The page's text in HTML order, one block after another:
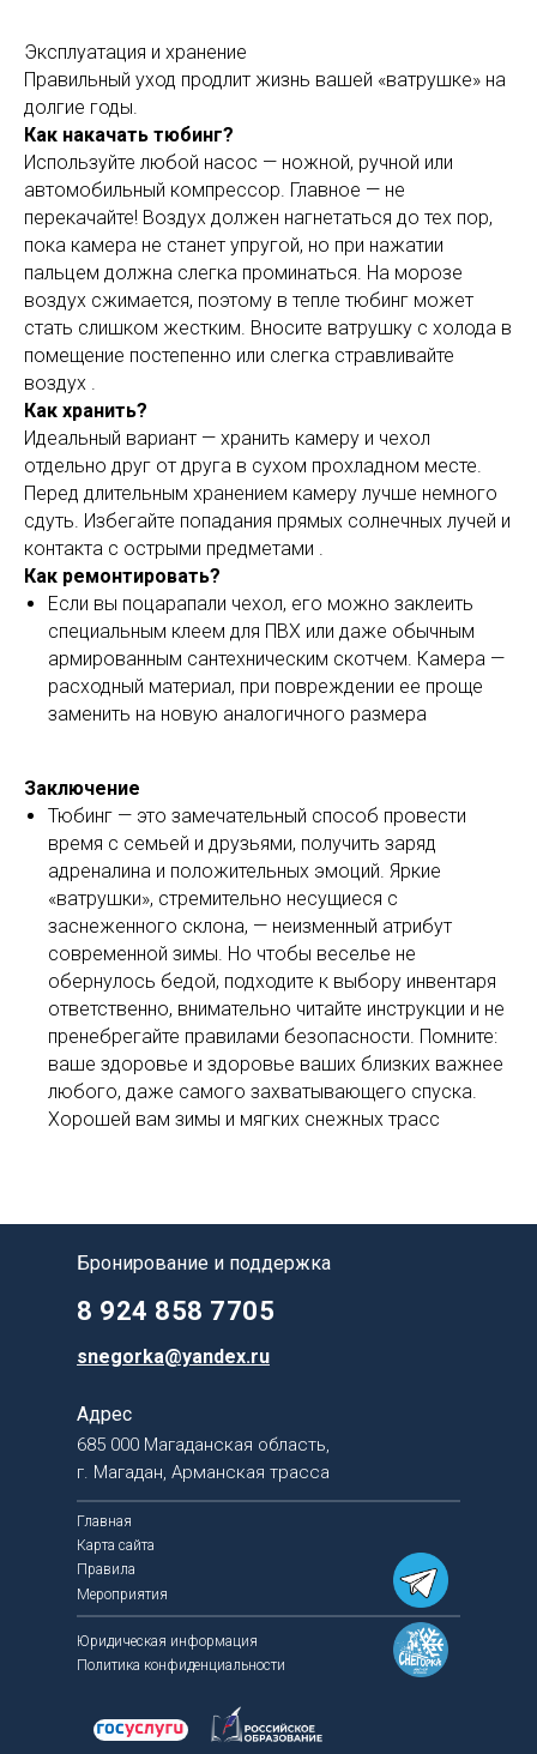
Эксплуатация и хранение
Правильный уход продлит жизнь вашей «ватрушке» на
долгие годы.
Как накачать тюбинг?
Используйте любой насос — ножной, ручной или
автомобильный компрессор. Главное — не
перекачайте! Воздух должен нагнетаться до тех пор,
пока камера не станет упругой, но при нажатии
пальцем должна слегка проминаться. На морозе
воздух сжимается, поэтому в тепле тюбинг может
стать слишком жестким. Вносите ватрушку с холода в
помещение постепенно или слегка стравливайте
воздух .
Как хранить?
Идеальный вариант — хранить камеру и чехол
отдельно друг от друга в сухом прохладном месте.
Перед длительным хранением камеру лучше немного
сдуть. Избегайте попадания прямых солнечных лучей и
контакта с острыми предметами .
Как ремонтировать?
Если вы поцарапали чехол, его можно заклеить
специальным клеем для ПВХ или даже обычным
армированным сантехническим скотчем. Камера —
расходный материал, при повреждении ее проще
заменить на новую аналогичного размера
Заключение
Тюбинг — это замечательный способ провести
время с семьей и друзьями, получить заряд
адреналина и положительных эмоций. Яркие
«ватрушки», стремительно несущиеся с
заснеженного склона, — неизменный атрибут
современной зимы. Но чтобы веселье не
обернулось бедой, подходите к выбору инвентаря
ответственно, внимательно читайте инструкции и не
пренебрегайте правилами безопасности. Помните:
ваше здоровье и здоровье ваших близких важнее
любого, даже самого захватывающего спуска.
Хорошей вам зимы и мягких снежных трасс
Политика конфиденциальности
Юридическая информация
Правила
Карта сайта
Мероприятия
Главная
685 000 Магаданская область,
г. Магадан, Арманская трасса
Адрес
snegorka@yandex.ru
8 924 858 7705
Бронирование и поддержка